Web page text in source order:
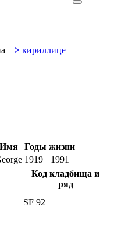
> кириллице
Имя
Годы жизни
1919
1991
Код кладбища и
ряд
SF 92